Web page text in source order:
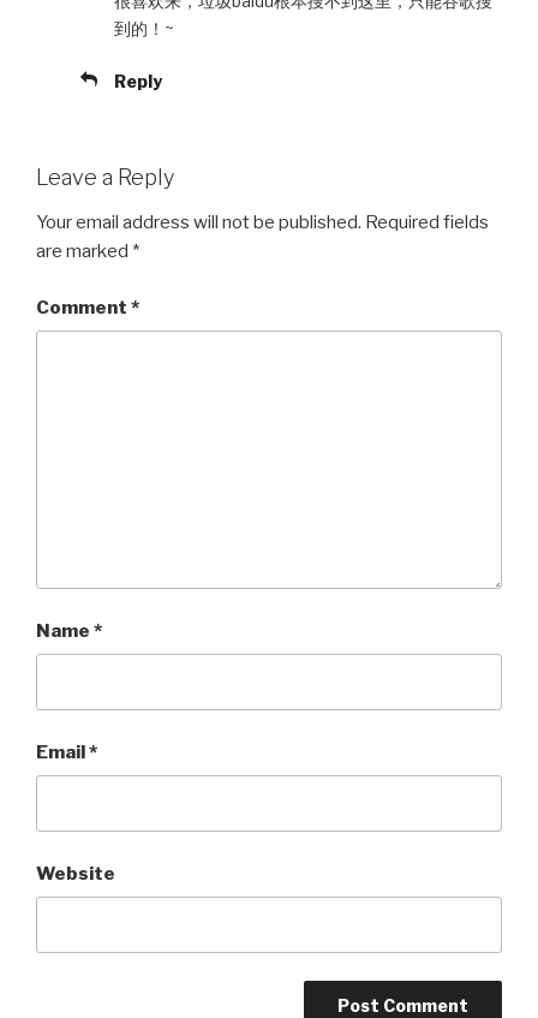
到的！~
Reply
Leave a Reply
Your email address will not be published. Required fields
are marked *
Comment *
Name *
Email*
Website